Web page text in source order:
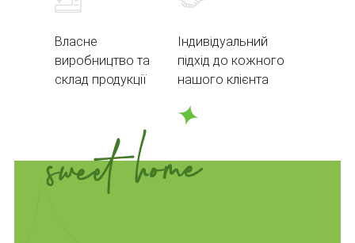
Власне
виробництво та
склад продукції
Індивідуальний
підхід до кожного
нашого клієнта